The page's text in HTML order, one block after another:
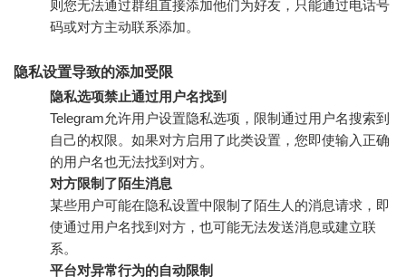
则您无法通过群组直接添加他们为好友，只能通过电话号
码或对方主动联系添加。
隐私设置导致的添加受限
隐私选项禁止通过用户名找到
Telegram允许用户设置隐私选项，限制通过用户名搜索到
自己的权限。如果对方启用了此类设置，您即使输入正确
的用户名也无法找到对方。
对方限制了陌生消息
某些用户可能在隐私设置中限制了陌生人的消息请求，即
使通过用户名找到对方，也可能无法发送消息或建立联
系。
平台对异常行为的自动限制